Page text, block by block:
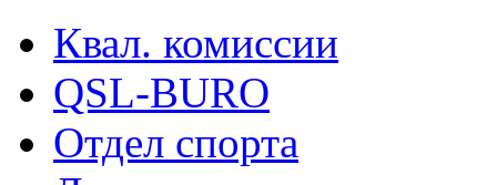
Квал. комиссии
QSL-BURO
Отдел спорта